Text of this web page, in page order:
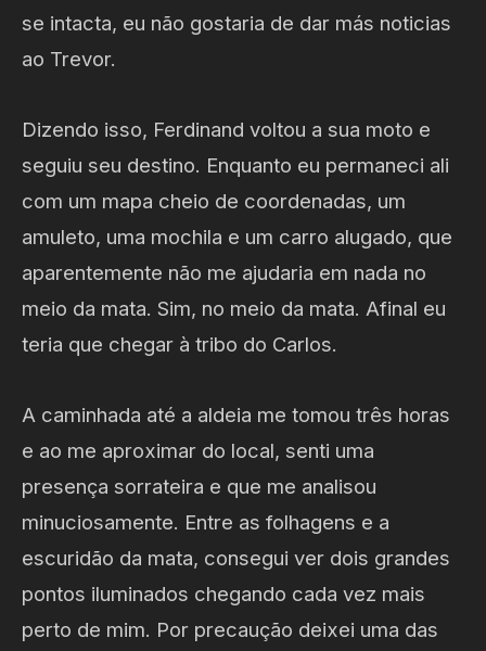
se intacta, eu não gostaria de dar más noticias
ao Trevor.
Dizendo isso, Ferdinand voltou a sua moto e
seguiu seu destino. Enquanto eu permaneci ali
com um mapa cheio de coordenadas, um
amuleto, uma mochila e um carro alugado, que
aparentemente não me ajudaria em nada no
meio da mata. Sim, no meio da mata. Afinal eu
teria que chegar à tribo do Carlos.
A caminhada até a aldeia me tomou três horas
e ao me aproximar do local, senti uma
presença sorrateira e que me analisou
minuciosamente. Entre as folhagens e a
escuridão da mata, consegui ver dois grandes
pontos iluminados chegando cada vez mais
perto de mim. Por precaução deixei uma das